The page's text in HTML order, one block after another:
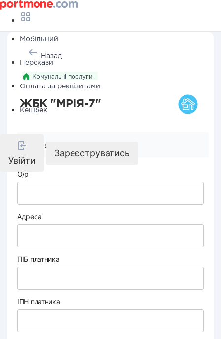
Мобільний
Перекази
Оплата за реквізитами
Кешбек
Увійти
Зареєструватись
Назад
Комунальні послуги
ЖБК "МРІЯ-7"
Реквізити компанії
О/р
Адреса
ПІБ платника
ІПН платника